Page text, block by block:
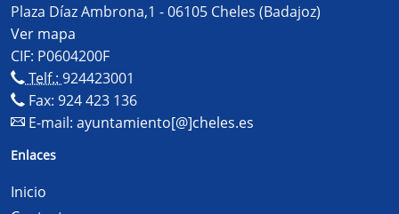
Plaza Díaz Ambrona,1 - 06105 Cheles (Badajoz)
Ver mapa
CIF: P0604200F
Telf.: 924423001
Fax: 924 423 136
E-mail: ayuntamiento[@]cheles.es
Enlaces
Inicio